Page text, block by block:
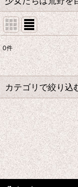
表示数:
並び順:
0件
カテゴリで絞り込
さ行 コスプレ衣装 (全
千銃士
戦刻ナイトブラッド
地縛少年花子くん